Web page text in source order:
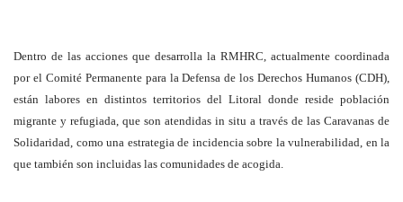
Dentro de las acciones que desarrolla la RMHRC, actualmente coordinada
por el Comité Permanente para la Defensa de los Derechos Humanos (CDH),
están labores en distintos territorios del Litoral donde reside población
migrante y refugiada, que son atendidas in situ a través de las Caravanas de
Solidaridad, como una estrategia de incidencia sobre la vulnerabilidad, en la
que también son incluidas las comunidades de acogida.